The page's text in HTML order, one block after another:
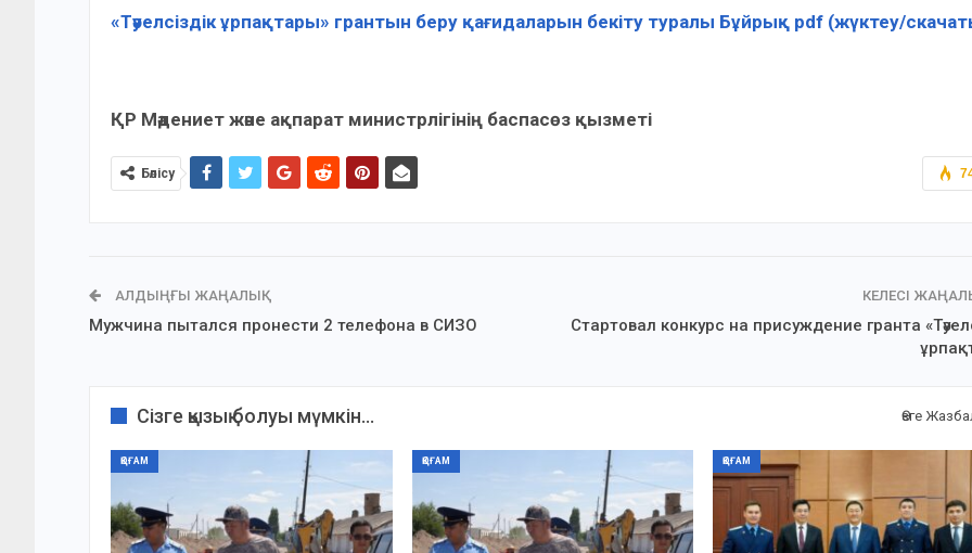
«Тәуелсіздік ұрпақтары» грантын беру қағидаларын бекіту туралы Бұйрық pdf (жүктеу/
ҚР Мәдениет және ақпарат министрлігінің баспасөз қызметі
Бөлісу
АЛДЫҢҒЫ ЖАҢАЛЫҚ
Мужчина пытался пронести 2 телефона в СИЗО
КЕЛЕСІ
Стартовал конкурс на присуждение гранта
Сізге қызық болуы мүмкін... Өзге
ҚОҒАМ ҚОҒАМ ҚОҒАМ